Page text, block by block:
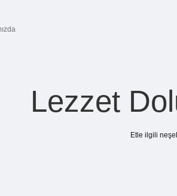
Lezzet
Etle ilgili